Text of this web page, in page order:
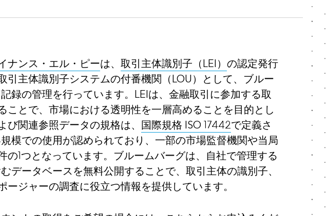
ナンス・エル・ピーは、 取引主体識別子（LEI） の認定発行
引主体識別子システムの付番機関（LOU）として、ブルー
録の管理を行っています。LEIは、金融取引に参加する取
ことで、市場における透明性を一層高めることを目的とし
び関連参照データの規格は、
国際規格 ISO 17442で定義さ
模での使用が認められており、一部の市場監督機関や当局
の1つとなっています。ブルームバーグは、自社で管理する
データベースを無料公開することで、取引主体の識別子、
ージャーの調査に役立つ情報を提供しています。